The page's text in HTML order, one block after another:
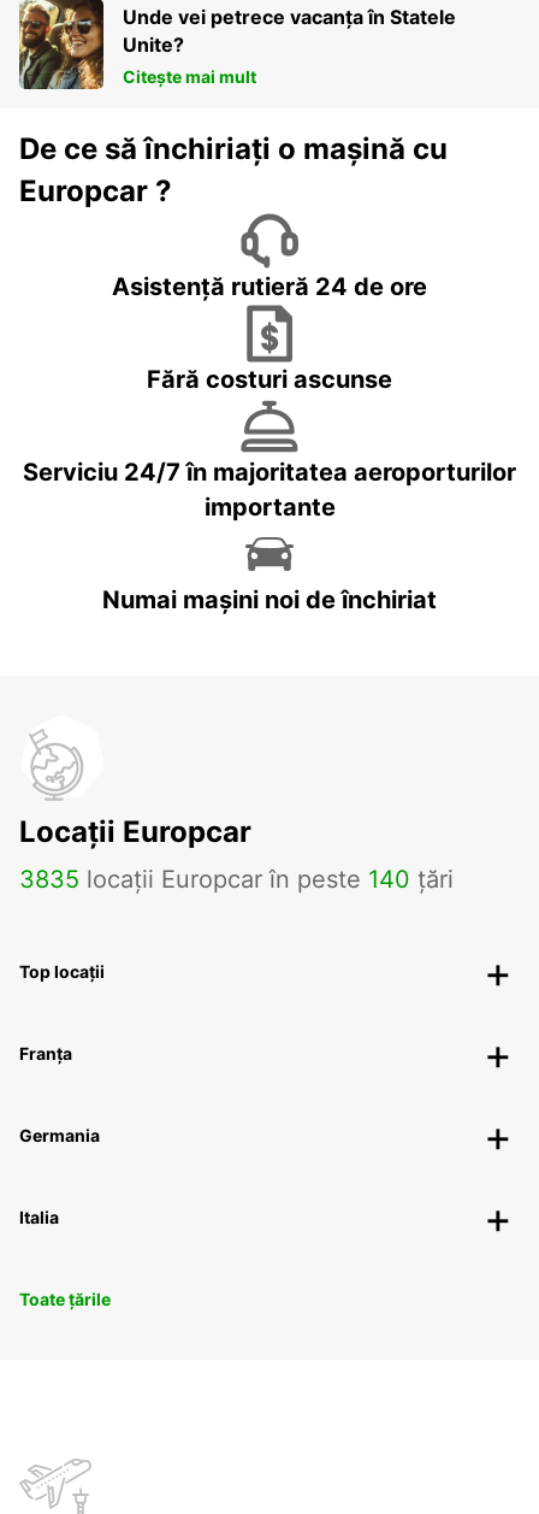
Unde vei petrece vacanța în Statele
Unite?
Citește mai mult
De ce să închiriați o mașină cu
Europcar ?
Asistență rutieră 24 de ore
Fără costuri ascunse
Serviciu 24/7 în majoritatea aeroporturilor
importante
Numai mașini noi de închiriat
Locații Europcar
3835 locații Europcar în peste 140 țări
Top locații
Franța
Germania
Italia
Toate țările